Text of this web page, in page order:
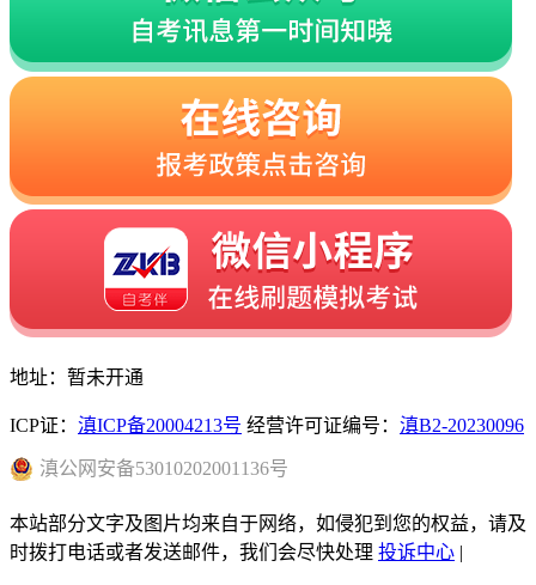
地址：暂未开通
ICP证： 滇ICP备20004213号 经营许可证编号： 滇B2-20230096
滇公网安备53010202001136号
本站部分文字及图片均来自于网络，如侵犯到您的权益，请及
时拨打电话或者发送邮件，我们会尽快处理 投诉中心 |